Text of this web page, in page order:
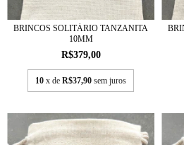
BRINCOS SOLITÁRIO TANZANITA
10MM
R$379,00
10 x de R$37,90 sem juros